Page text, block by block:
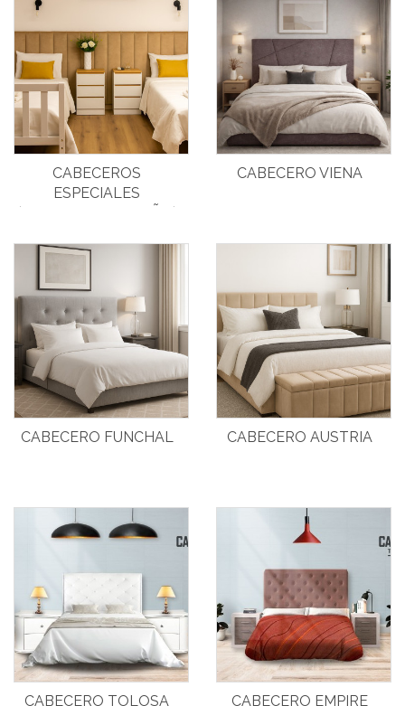
CABECEROS
ESPECIALES
(CUALQUIER TAMAÑO)
CABECERO VIENA
CABECERO FUNCHAL CABECERO AUSTRIA
CABECERO TOLOSA CABECERO EMPIRE